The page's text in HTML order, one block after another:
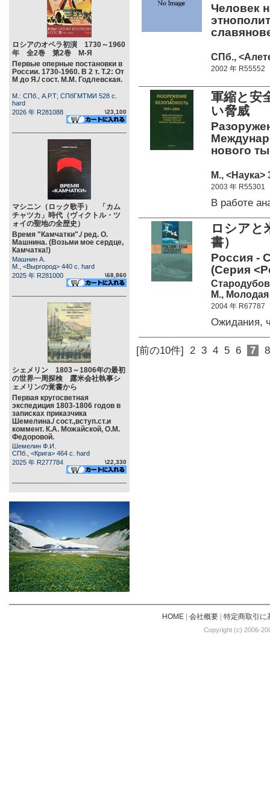
ロシアのオペラ初演 1730～1960
年 全2巻 第2巻 М-Я
Первые оперные постановки в
России. 1730-1960. В 2 т. Т.2: От
М до Я./ сост. М.М. Годлевская.
М.: СПб., А.Р.Т; СПбГМТМИ 528 c.
hard
2026 年 R281088
\23,100
マシニン（ロック歌手） 「カム
チャツカ」時代（ヴィクトル・ツ
ォイの聖地の全歴史）
Время "Камчатки"./ ред. О.
Машнина. (Возьми мое сердце,
Камчатка!)
Машнин А.
М., <Выргород> 440 c. hard
2025 年 R281000
\68,860
シェメリン 1803～1806年の最初
の世界一周探検 露米会社執事シ
ェメリンの覚書から
Первая кругосветная
экспедиция 1803-1806 годов в
записках приказчика
Шемелина./ сост.,вступ.ст.и
коммент. К.А. Можайской, О.М.
Федоровой.
Шемелин Ф.И.
СПб., <Крига> 464 c. hard
2025 年 R277784
\22,330
Человек
СПб.,
2002 年 R55552
軍縮と安
い脅威
нового
М., <Наука>
2003 年 R55301
В работе
ロシア
書）
Россия -
(Серия
М., Молодая
2004 年 R67787
Ожидания,
[前の10件] 2 3 4 5 6 7 8
HOME| 会社概要| 特定商取引に
Copyright (c) 2006-